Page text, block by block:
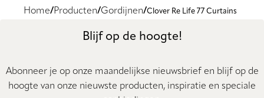
Home Producten Gordijnen Clover Re Life 77 Curtains
Blijf op de hoogte!
Abonneer je op onze maandelijkse nieuwsbrief en blijf op de
hoogte van onze nieuwste producten, inspiratie en speciale